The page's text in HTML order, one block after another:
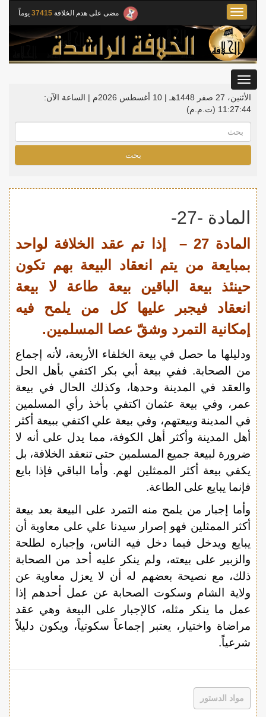
مضى على هدم الخلافة 37415 يوماً
Toggle
navigation
الأثنين، 27 صفر 1448هـ | 10 أغسطس 2026م |
الساعة الآن:
11:27:45 (ت.م.م)
بحث
المادة -27-
المادة 27 – إذا تم عقد الخلافة لواحد
بمبايعة من يتم انعقاد البيعة بهم تكون
حينئذ بيعة الباقين بيعة طاعة لا بيعة
انعقاد فيجبر عليها كل من يلمح فيه
إمكانية التمرد وشقّ عصا المسلمين.
ودليلها ما حصل في بيعة الخلفاء الأربعة، لأنه إجماع
من الصحابة. ففي بيعة أبي بكر اكتفي بأهل الحل
والعقد في المدينة وحدها، وكذلك الحال في بيعة
عمر، وفي بيعة عثمان اكتفي بأخذ رأي المسلمين
في المدينة وبيعتهم، وفي بيعة علي اكتفي ببيعة أكثر
أهل المدينة وأكثر أهل الكوفة، مما يدل على أنه لا
ضرورة لبيعة جميع المسلمين حتى تنعقد الخلافة، بل
يكفي بيعة أكثر الممثلين لهم. وأما الباقي فإذا بايع
فإنما يبايع على الطاعة.
وأما إجبار من يلمح منه التمرد على البيعة بعد بيعة
أكثر الممثلين فهو إصرار سيدنا علي على معاوية أن
يبايع ويدخل فيما دخل فيه الناس، وإجباره لطلحة
والزبير على بيعته، ولم ينكر عليه أحد من الصحابة
ذلك، مع نصيحة بعضهم له أن لا يعزل معاوية عن
ولاية الشام وسكوت الصحابة عن عمل أحدهم إذا
عمل ما ينكر مثله، كالإجبار على البيعة وهي عقد
مراضاة واختيار، يعتبر إجماعاً سكوتياً، ويكون دليلاً
شرعياً.
مواد الدستور